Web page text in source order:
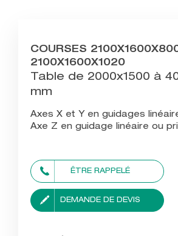
COURSES
2100X1600X1020
Table de 2000x1500 à
mm
Axes X et Y en guidages
Axe Z en guidage linéaire ou
ÊTRE RAPPELÉ
DEMANDE DE DEVIS